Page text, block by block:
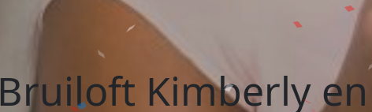
Bruiloft Kimberly en